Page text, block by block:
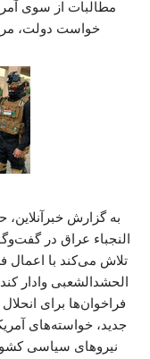
مطالبات از سوی
خواست دولت،
به گزارش
النجباء عراق در
تلاش می‌کند با اعمال
الحشدالشعبی وادار
فراخوان‌ها برای
جدید، خواسته‌های
نیروهای سیاسی